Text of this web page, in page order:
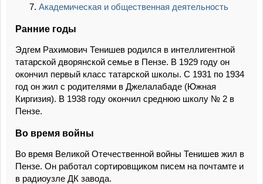
Академическая и общественная деятельность
Ранние годы
Эдгем Рахимович Тенишев родился в интеллигентной
татарской дворянской семье в Пензе. В 1929 году он
окончил первый класс татарской школы. С 1931 по 1934
год он жил с родителями в Джелалабаде (Южная
Киргизия). В 1938 году окончил среднюю школу № 2 в
Пензе.
Во время войны
Во время Великой Отечественной войны Тенишев жил в
Пензе. Он работал сортировщиком писем на почтамте и
в радиоузле ДК завода.